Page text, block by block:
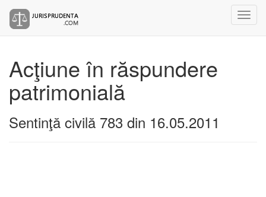
Acţiune în răspundere
patrimonială
Sentinţă civilă 783 din 16.05.2011